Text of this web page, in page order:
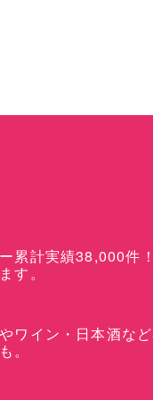
ドリンクメニュー
累計実績38,000件！
す。
ワイン・日本酒な
。